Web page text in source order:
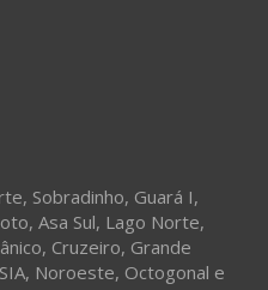
, Sobradinho, Guará I,
, Asa Sul, Lago Norte,
, Cruzeiro, Grande
SIA, Noroeste, Octogonal e